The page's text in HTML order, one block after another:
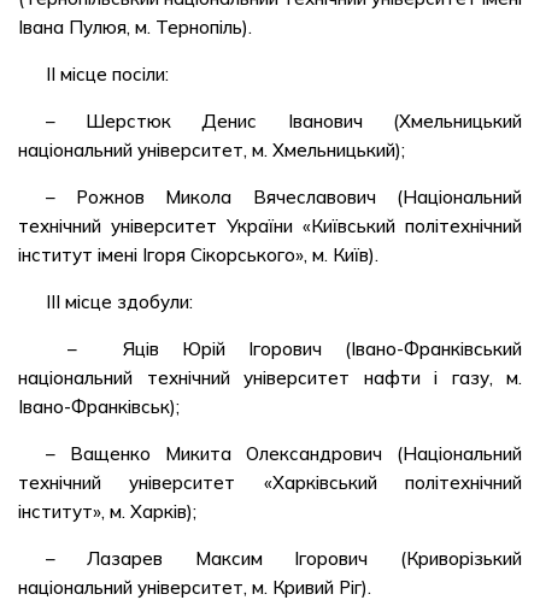
Івана Пулюя, м. Тернопіль).
ІІ місце посіли:
– Шерстюк Денис Іванович (Хмельницький
національний університет, м. Хмельницький);
– Рожнов Микола Вячеславович (Національний
технічний університет України «Київський політехнічний
інститут імені Ігоря Сікорського», м. Київ).
ІІІ місце здобули:
– Яців Юрій Ігорович (Івано-Франківський
національний технічний університет нафти і газу, м.
Івано-Франківськ);
– Ващенко Микита Олександрович (Національний
технічний університет «Харківський політехнічний
інститут», м. Харків);
– Лазарев Максим Ігорович (Криворізький
національний університет, м. Кривий Ріг).